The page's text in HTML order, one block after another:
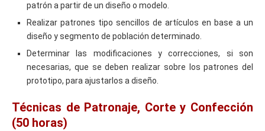
patrón a partir de un diseño o modelo.
Realizar patrones tipo sencillos de artículos en base a un
diseño y segmento de población determinado.
Determinar las modificaciones y correcciones, si son
necesarias, que se deben realizar sobre los patrones del
prototipo, para ajustarlos a diseño.
Técnicas de Patronaje, Corte y Confección
(50 horas)